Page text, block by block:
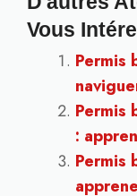
Vous
Permis
Permis
:
Permis